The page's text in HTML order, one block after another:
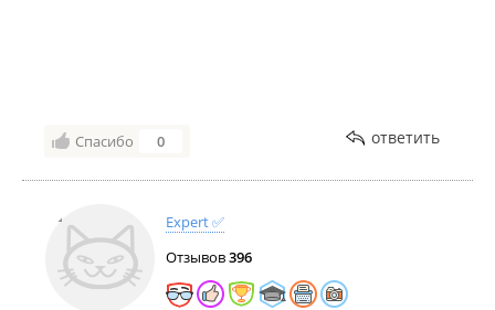
ещё!
Спасибо 0 ответить
Expert ✅
Отзывов396